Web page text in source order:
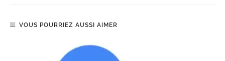
VOUS POURRIEZ AUSSI AIMER